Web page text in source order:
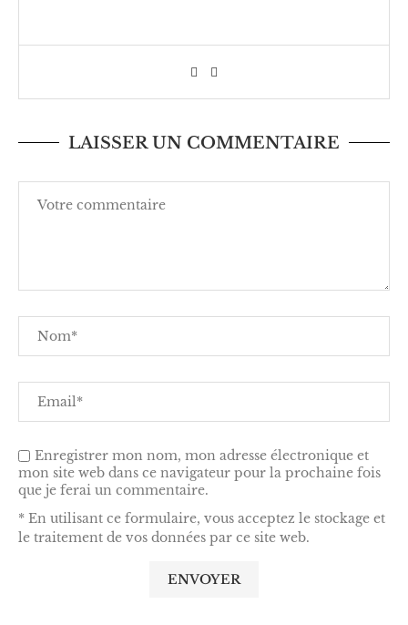
LAISSER UN COMMENTAIRE
Enregistrer mon nom, mon adresse électronique et
mon site web dans ce navigateur pour la prochaine fois
que je ferai un commentaire.
* En utilisant ce formulaire, vous acceptez le stockage et
le traitement de vos données par ce site web.